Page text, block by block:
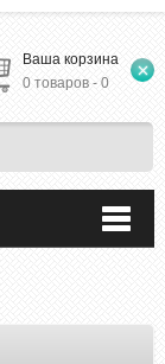
Ваша корзина
0 товаров - 0